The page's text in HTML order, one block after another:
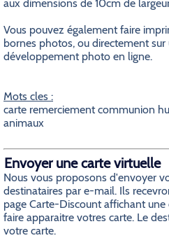
aux dimensions de 10cm de
Vous pouvez également faire
bornes photos, ou directement sur
développement photo en ligne.
Mots cles :
carte remerciement communion
animaux
Envoyer une carte virtuelle
Nous vous proposons d'envoyer
destinataires par e-mail. Ils
page Carte-Discount affichant
faire apparaitre votres carte. Le
votre carte.